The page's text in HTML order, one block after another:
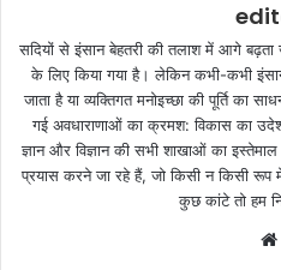
सदियों से इंसान बेहतरी की तलाश में आगे बढ़ता
के लिए किया गया है। लेकिन कभी-कभी
जाता है या व्यक्तिगत मनोइच्छा की पूर्ति का
गई अवधाराणाओं का क्रमश: विकास का
ज्ञान और विज्ञान की सभी शाखाओं का
प्रयास करने जा रहे हैं, जो किसी न किसी रूप
कुछ कांटे तो हम